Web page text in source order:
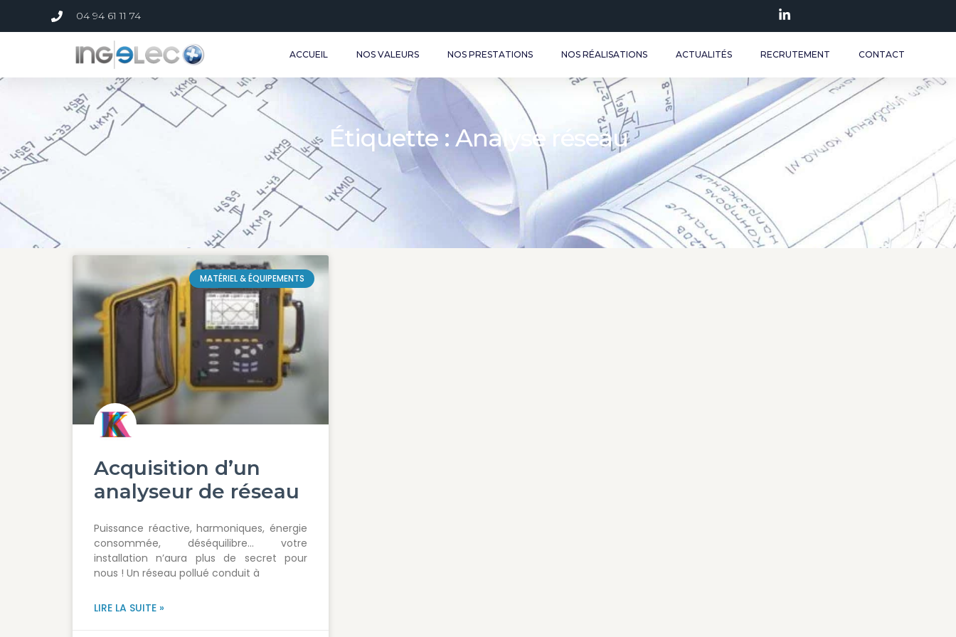
04 94 61 11 74
ACCUEIL NOS VALEURS NOS PRESTATIONS NOS RÉALISATIONS ACTUALITÉS RECRUTEMENT CONTACT
Étiquette : Analyse réseau
MATÉRIEL & ÉQUIPEMENTS
Acquisition d’un
analyseur de réseau
Puissance réactive, harmoniques, énergie
consommée, déséquilibre… votre
installation n’aura plus de secret pour
nous ! Un réseau pollué conduit à
LIRE LA SUITE »